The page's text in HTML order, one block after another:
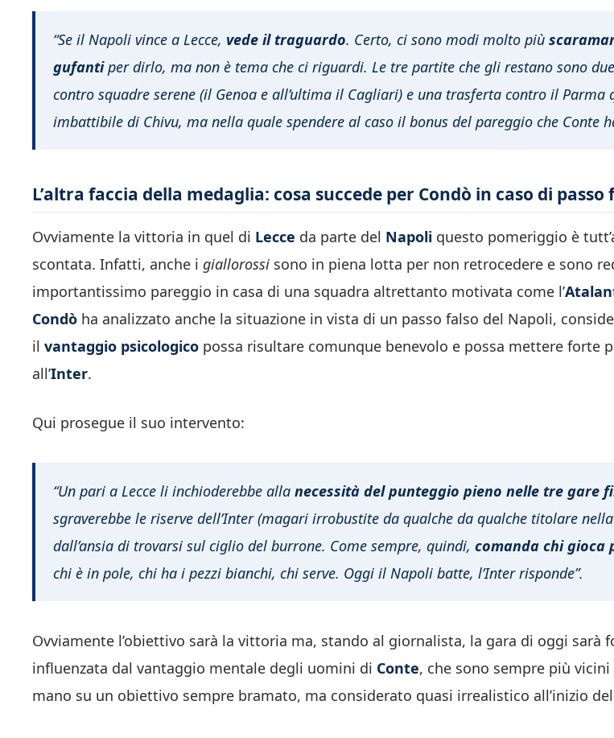
“Se il Napoli vince a Lecce, vede il traguardo. Certo, ci sono modi molto più
gufantiper dirlo, ma non è tema che ci riguardi. Le tre partite che gli restano sono
contro squadre serene (il Genoa e all’ultima il Cagliari) e una trasferta contro il Parma
imbattibile di Chivu, ma nella quale spendere al caso il bonus del pareggio che Conte
L’altra faccia della medaglia: cosa succede per Condò in caso di passo
Ovviamente la vittoria in quel di Lecce da parte del Napoli questo pomeriggio è
scontata. Infatti, anche i giallorossi sono in piena lotta per non retrocedere e sono
importantissimo pareggio in casa di una squadra altrettanto motivata come l’
Condò ha analizzato anche la situazione in vista di un passo falso del Napoli,
il vantaggio psicologico possa risultare comunque benevolo e possa mettere forte
all’Inter.
Qui prosegue il suo intervento:
“Un pari a Lecce li inchioderebbe alla necessità del punteggio pieno nelle tre gare
sgraverebbe le riserve dell’Inter (magari irrobustite da qualche da qualche titolare
dall’ansia di trovarsi sul ciglio del burrone. Come sempre, quindi, comanda chi gioca
chi è in pole, chi ha i pezzi bianchi, chi serve. Oggi il Napoli batte, l’Inter risponde”.
Ovviamente l’obiettivo sarà la vittoria ma, stando al giornalista, la gara di oggi sarà
influenzata dal vantaggio mentale degli uomini di Conte, che sono sempre più
mano su un obiettivo sempre bramato, ma considerato quasi irrealistico all’inizio